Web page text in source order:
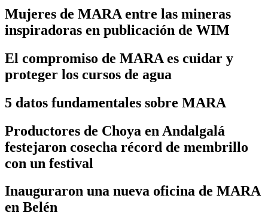
Mujeres de MARA entre las mineras
inspiradoras en publicación de WIM
El compromiso de MARA es cuidar y
proteger los cursos de agua
5 datos fundamentales sobre MARA
Productores de Choya en Andalgalá
festejaron cosecha récord de membrillo
con un festival
Inauguraron una nueva oficina de MARA
en Belén